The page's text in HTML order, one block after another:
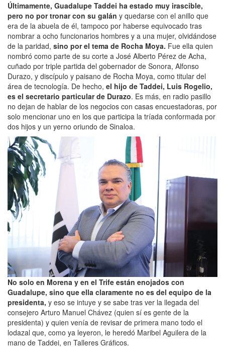
Últimamente, Guadalupe Taddei ha estado muy irascible,
pero no por tronar con su galán y quedarse con el anillo que
era de la abuela de él, tampoco por haberse equivocado tras
nombrar a ocho funcionarios hombres y a una mujer, olvidándose
de la paridad, sino por el tema de Rocha Moya. Fue ella quien
nombró como parte de su corte a José Alberto Pérez de Acha,
cuñado por triple partida del gobernador de Sonora, Alfonso
Durazo, y discípulo y paisano de Rocha Moya, como titular del
área de tecnología. De hecho, el hijo de Taddei, Luis Rogelio,
es el secretario particular de Durazo. Es más, en radio pasillo
no dejan de hablar de los negocios con casas encuestadoras, por
solo mencionar uno en los que participa la tríada conformada por
dos hijos y un yerno oriundo de Sinaloa.
No solo en Morena y en el Trife están enojados con
Guadalupe, sino que ella claramente no es del equipo de la
presidenta, y eso se intuye y se sabe tras ver la llegada del
consejero Arturo Manuel Chávez (quien sí es gente de la
presidenta) y quien venía de revisar de primera mano todo el
lodazal que, como ya leyeron, le heredó Maribel Aguilera de la
mano de Taddei, en Talleres Gráficos.